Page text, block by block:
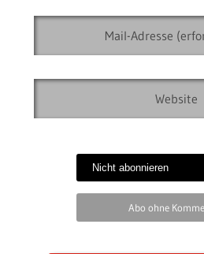
Abo ohne